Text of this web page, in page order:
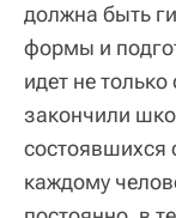
должна быть
формы и
идет не
закончили
состоявшихся
каждому